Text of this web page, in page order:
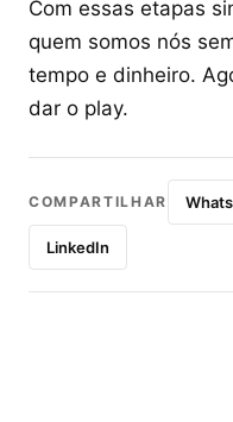
Com essas etapas
quem somos nós
tempo e dinheiro.
dar o play.
COMPARTILHAR
LinkedIn